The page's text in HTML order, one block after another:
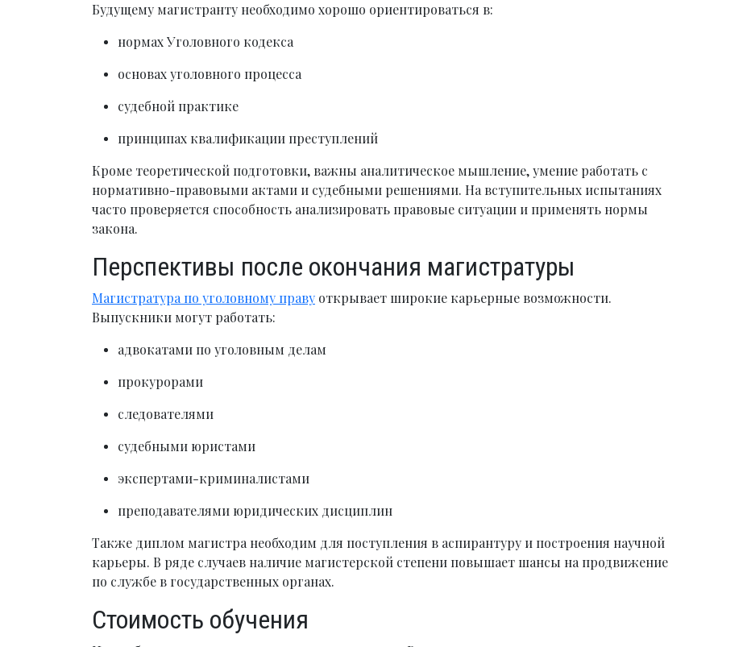
Будущему магистранту необходимо хорошо ориентироваться в:
нормах Уголовного кодекса
основах уголовного процесса
судебной практике
принципах квалификации преступлений
Кроме теоретической подготовки, важны аналитическое мышление, умение работать с
нормативно-правовыми актами и судебными решениями. На вступительных испытаниях
часто проверяется способность анализировать правовые ситуации и применять нормы
закона.
Перспективы после окончания магистратуры
Магистратура по уголовному праву открывает широкие карьерные возможности.
Выпускники могут работать:
адвокатами по уголовным делам
прокурорами
следователями
судебными юристами
экспертами-криминалистами
преподавателями юридических дисциплин
Также диплом магистра необходим для поступления в аспирантуру и построения научной
карьеры. В ряде случаев наличие магистерской степени повышает шансы на продвижение
по службе в государственных органах.
Стоимость обучения